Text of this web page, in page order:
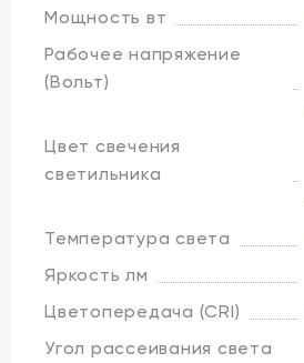
Мощность вт
Рабочее напряжение
(Вольт)
Цвет свечения
светильника
Температура света
Яркость лм
Цветопередача (CRI)
Угол рассеивания света